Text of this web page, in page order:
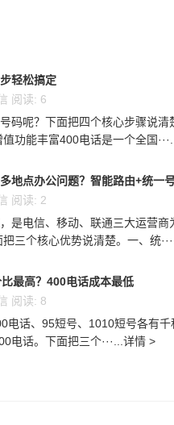
轻松搞定
阅读: 6
码呢？下面把四个核心步骤说清
功能丰富400电话是一个全国
地点办公问题？智能路由+统一
阅读: 2
是电信、移动、联通三大运营商
三个核心优势说清楚。一、统
最高？400电话成本最低
阅读: 8
电话、95短号、1010短号各有
电话。下面把三个···...详情 >